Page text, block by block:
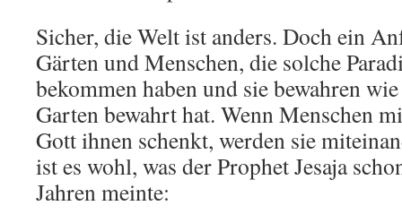
Sicher, die Welt ist anders. Doch ein
Gärten und Menschen, die solche
bekommen haben und sie bewahren
Garten bewahrt hat. Wenn Menschen
Gott ihnen schenkt, werden sie
ist es wohl, was der Prophet Jesaja
Jahren meinte: